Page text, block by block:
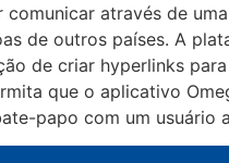
através de
de outros países. A
de criar hyperlinks
que o aplicativo
papo com um usuário